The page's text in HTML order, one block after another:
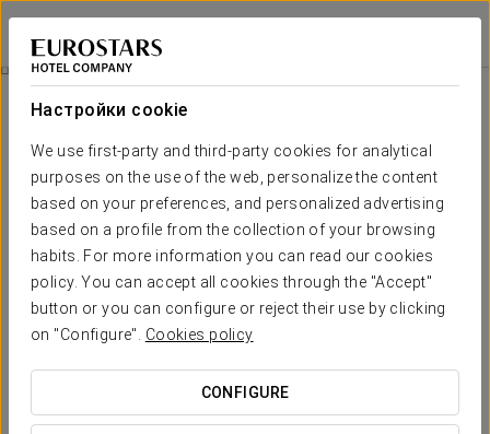
Настройки cookie
We use first-party and third-party cookies for analytical
purposes on the use of the web, personalize the content
based on your preferences, and personalized advertising
based on a profile from the collection of your browsing
habits. For more information you can read our cookies
policy. You can accept all cookies through the "Accept"
button or you can configure or reject their use by clicking
on "Configure". Cookies policy
CONFIGURE
Claridge Hotel
БУЭНОС-АЙРЕС
Питание